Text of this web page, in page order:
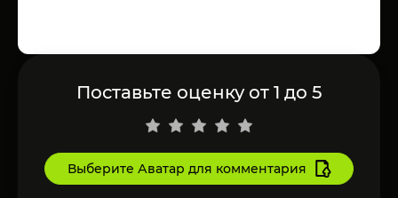
Поставьте оценку от 1 до 5
Выберите Аватар для комментария